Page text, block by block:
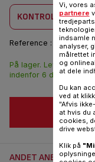
KONTROLLER
Reference : SS-
På lager. Leveringen
indenfor 6 dage.
ANDET ANBEFALET
Vi, vores
partnere
indsamle
analyser,
målrettet
og
at dele
Du kan
ved at
"Afvis
at hvis du
cookies,
drive
Klik på